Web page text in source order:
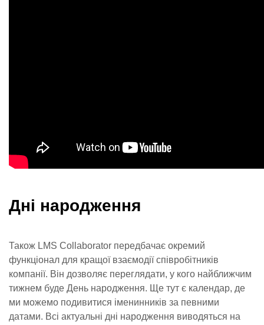
Дні народження
Також LMS Collaborator передбачає окремий
функціонал для кращої взаємодії співробітників
компанії. Він дозволяє переглядати, у кого найближчим
тижнем буде День народження. Ще тут є календар, де
ми можемо подивитися іменинників за певними
датами. Всі актуальні дні народження виводяться на